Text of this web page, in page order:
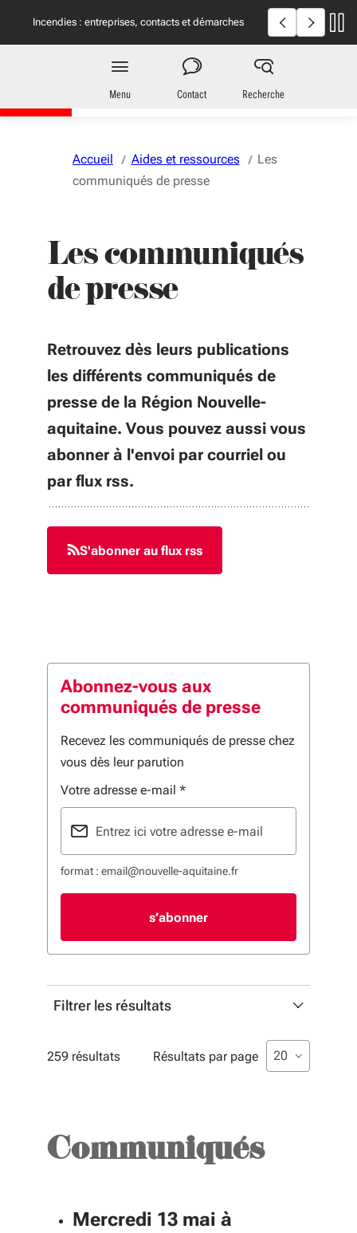
Incendies : entreprises, contacts et démarches
Incendies en
utiles
Région
Nouvelle-Aquitaine
Menu Contact Recherche
Accueil Aides et ressources
Les
communiqués de presse
Les communiqués
de presse
Retrouvez dès leurs publications
les différents communiqués de
presse de la Région Nouvelle-
aquitaine. Vous pouvez aussi vous
abonner à l'envoi par courriel ou
par flux rss.
S'abonner au flux rss
Abonnez-vous aux
communiqués de presse
Recevez les communiqués de presse chez
vous dès leur parution
Votre adresse e-mail *
format : email@nouvelle-aquitaine.fr
Filtrer les résultats
Date de début
259 résultats Résultats par page Liste de
sélectionné
20
Communiqués
Mercredi 13 mai à